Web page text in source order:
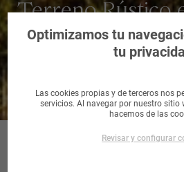
Terreno Rústico
Palmas,
Optimizamos tu
tu
Las cookies propias y de terceros nos
servicios. Al navegar por nuestro sitio
hacemos de las
Revisar y configurar